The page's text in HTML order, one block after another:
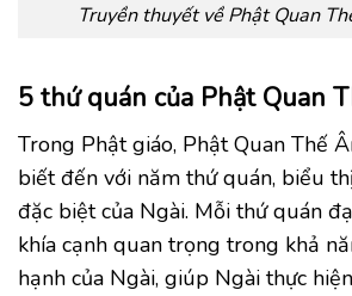
Truyền thuyết về Phật Quan
5 thứ quán của Phật Quan
Trong Phật giáo, Phật Quan Thế
biết đến với năm thứ quán, biểu
đặc biệt của Ngài. Mỗi thứ quán
khía cạnh quan trọng trong khả
hạnh của Ngài, giúp Ngài thực